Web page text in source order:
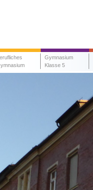
Gymnasium
Klasse 5